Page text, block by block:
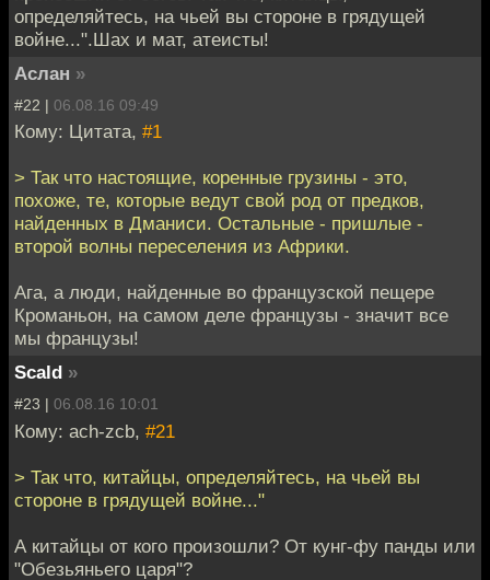
определяйтесь, на чьей вы стороне в грядущей
войне...".Шах и мат, атеисты!
Аслан »
#22 | 06.08.16 09:49
Кому: Цитата, #1
> Так что настоящие, коренные грузины - это,
похоже, те, которые ведут свой род от предков,
найденных в Дманиси. Остальные - пришлые -
второй волны переселения из Африки.
Ага, а люди, найденные во французской пещере
Кроманьон, на самом деле французы - значит все
мы французы!
Scald »
#23 | 06.08.16 10:01
Кому: ach-zcb, #21
> Так что, китайцы, определяйтесь, на чьей вы
стороне в грядущей войне..."
А китайцы от кого произошли? От кунг-фу панды или
"Обезьяньего царя"?